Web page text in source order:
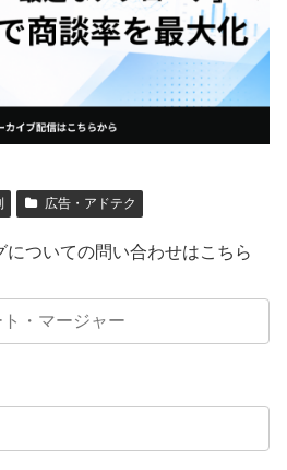
広告・アドテク
ついての問い合わせはこちら